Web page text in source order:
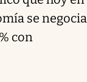
se negocia
con